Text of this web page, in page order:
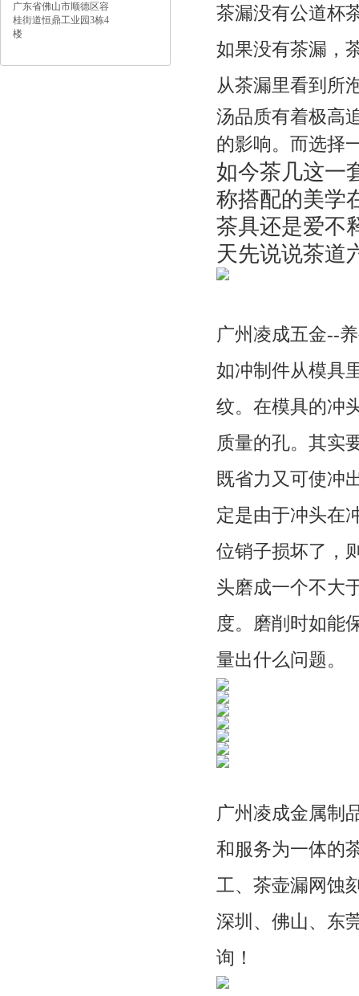
广东省佛山市顺德区容
桂街道恒鼎工业园3栋4
楼
茶漏没有公道杯
如果没有茶漏，
从茶漏里看到所
汤品质有着极高
的影响。而选择
如今茶几这一
称搭配的美学
茶具还是爱不
天先说说茶道
广州凌成五金--
如冲制件从模具
纹。在模具的冲
质量的孔。其实
既省力又可使冲
定是由于冲头在
位销子损坏了，
头磨成一个不大
度。磨削时如能
量出什么问题。
广州凌成金属制
和服务为一体的
工、茶壶漏网蚀
深圳、佛山、东
询！